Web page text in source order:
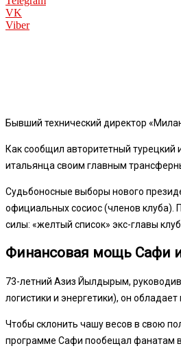
VK
Viber
Бывший технический директор
Как сообщил авторитетный
итальянца своим главным
Судьбоносные выборы нового
официальных сосиос (членов клуба).
силы: «желтый список» экс-главы
Финансовая мощь Сафи
73-летний Азиз Йылдырым,
логистики и энергетики), он
Чтобы склонить чашу весов в свою
программе Сафи пообещал фанатам